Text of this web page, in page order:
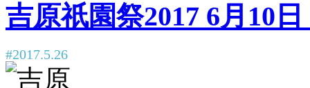
吉原祇園祭2017 6月10
#2017.5.26